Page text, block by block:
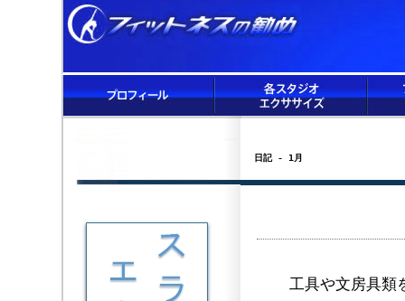
日記 - 1月
工具や文房具類